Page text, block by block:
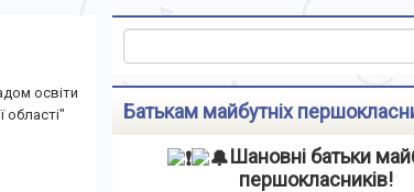
освіти
області"
Батькам майбутніх
Шановні батьки
першокласників!